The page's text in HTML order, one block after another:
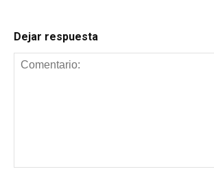
Dejar respuesta